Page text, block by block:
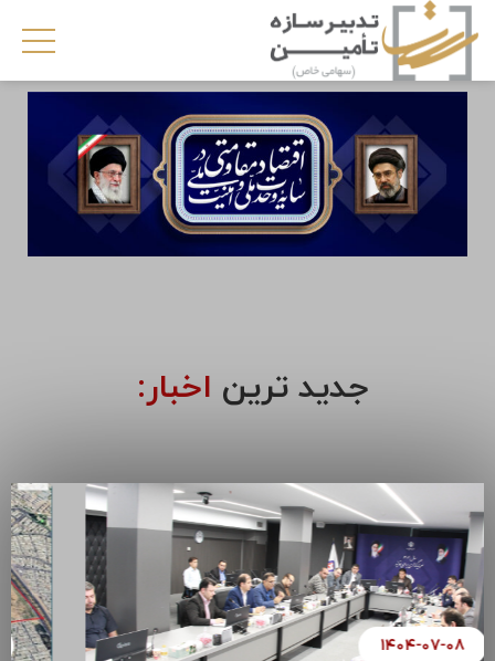
جدید ترین اخبار:
۱۴۰۴-۰۷-۰۸